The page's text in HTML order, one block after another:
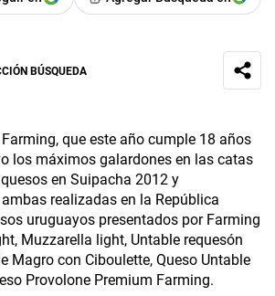
BÚSQUEDA
que este año cumple 18 años
los máximos galardones en las catas
en Suipacha 2012 y
realizadas en la República
uruguayos presentados por Farming
Muzzarella light, Untable requesón
Magro con Ciboulette, Queso Untable
Provolone Premium Farming.